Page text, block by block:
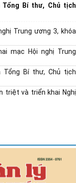
Tổng Bí thư, Chủ tịch
Trung ương 3, khóa
mạc Hội nghị Trung
Tổng Bí thư, Chủ tịch
triệt và triển khai Nghị